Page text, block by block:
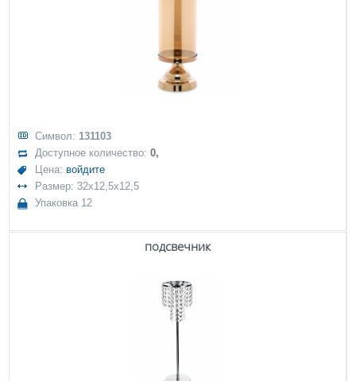
Символ: 131103
Доступное количество:0,
Цена: войдите
Размер: 32x12,5x12,5
Упаковка 12
подсвечник